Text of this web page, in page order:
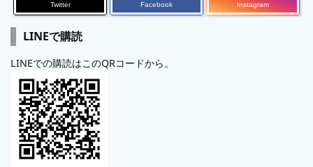
Twitter Facebook Instagram
LINEで購読
LINEでの購読はこのQRコードから。